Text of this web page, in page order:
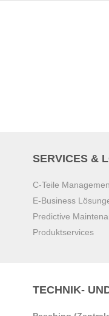
SERVICES &
C-Teile
E-Business
Predictive
Produktservices
TECHNIK-